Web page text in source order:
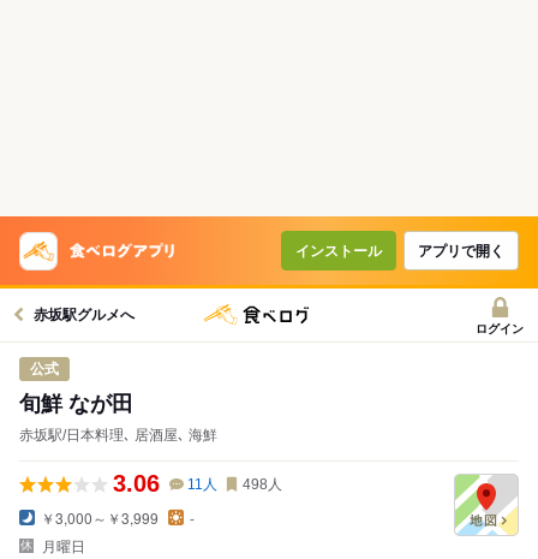
インストール アプリで開く
赤坂駅グルメへ
ログイン
公式
旬鮮 なが田
赤坂駅/日本料理､ 居酒屋､ 海鮮
3.06 11 人 498 人
￥3,000～￥3,999
-
月曜日